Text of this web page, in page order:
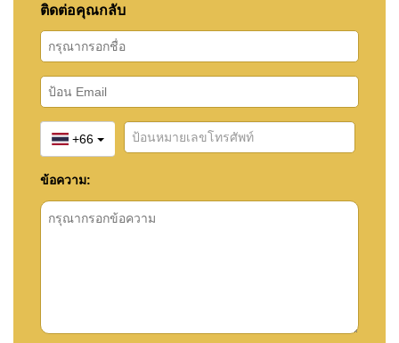
ติดต่อคุณกลับ
+66
ข้อความ: